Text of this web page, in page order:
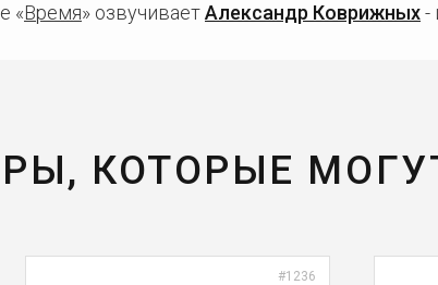
«Время» озвучиваетАлександр Коврижных-
КОТОРЫЕ
#1236